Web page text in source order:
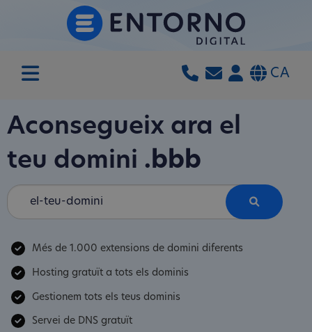
CA
Aconsegueix ara el
teu domini .bbb
Més de 1.000 extensions de domini diferents
Hosting gratuït a tots els dominis
Gestionem tots els teus dominis
Servei de DNS gratuït